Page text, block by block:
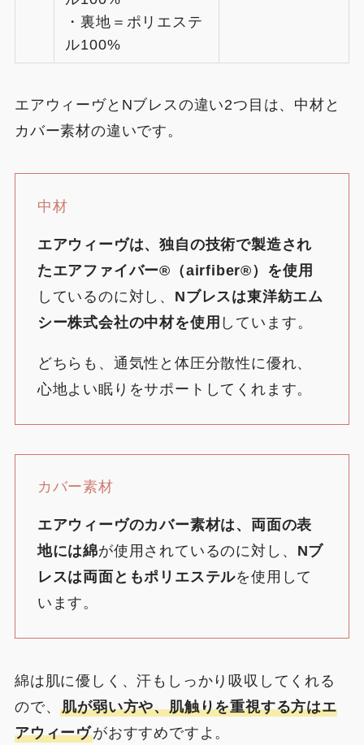
・裏地＝ポリエステ
ル100%
エアウィーヴとNブレスの違い2つ目は、中材と
カバー素材の違いです。
中材
エアウィーヴは、独自の技術で製造され
たエアファイバー®︎（airfiber®︎）を使用
しているのに対し、 Nブレスは東洋紡エム
シー株式会社の中材を使用 しています。
どちらも、通気性と体圧分散性に優れ、
心地よい眠りをサポートしてくれます。
カバー素材
エアウィーヴのカバー素材は、両面の表
地には綿が使用されているのに対し、 Nブ
レスは両面ともポリエステルを使用して
います。
綿は肌に優しく、汗もしっかり吸収してくれる
ので、肌が弱い方や、肌触りを重視する方はエ
アウィーヴがおすすめですよ。